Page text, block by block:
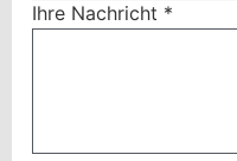
Ihre Nachricht *